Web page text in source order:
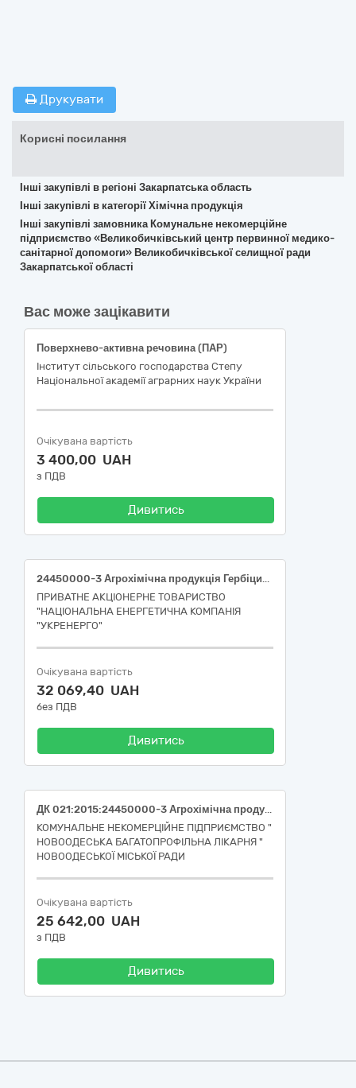
Друкувати
Корисні посилання
Інші закупівлі в регіоні Закарпатська область
Інші закупівлі в категорії Хімічна продукція
Інші закупівлі замовника Комунальне некомерційне
підприємство «Великобичківський центр первинної медико-
санітарної допомоги» Великобичківської селищної ради
Закарпатської області
Вас може зацікавити
Поверхнево-активна речовина (ПАР)
Інститут сільського господарства Степу
Національної академії аграрних наук України
Очікувана вартість
3 400,00 UAH
з ПДВ
Дивитись
24450000-3 Агрохімічна продукція Гербіцид (Західне ТУОМ)
ПРИВАТНЕ АКЦІОНЕРНЕ ТОВАРИСТВО
"НАЦІОНАЛЬНА ЕНЕРГЕТИЧНА КОМПАНІЯ
"УКРЕНЕРГО"
Очікувана вартість
32 069,40 UAH
без ПДВ
Дивитись
ДК 021:2015:24450000-3 Агрохімічна продукція (Засіб на основі Етилового спирту рідина, каністра ( V>1,5л )
КОМУНАЛЬНЕ НЕКОМЕРЦІЙНЕ ПІДПРИЄМСТВО "
НОВООДЕСЬКА БАГАТОПРОФІЛЬНА ЛІКАРНЯ "
НОВООДЕСЬКОЇ МІСЬКОЇ РАДИ
Очікувана вартість
25 642,00 UAH
з ПДВ
Дивитись